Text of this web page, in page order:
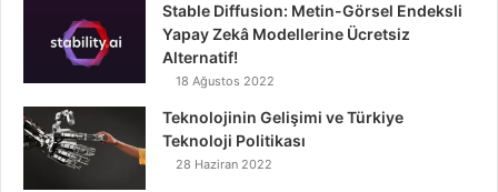
Stable Diffusion: Metin-Görsel Endeksli
Yapay Zekâ Modellerine Ücretsiz
Alternatif!
18 Ağustos 2022
Teknolojinin Gelişimi ve Türkiye
Teknoloji Politikası
28 Haziran 2022